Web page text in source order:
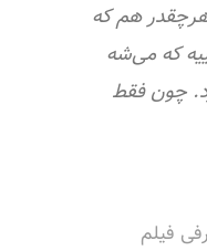
هم که
که می‌شه
چون فقط
فیلم